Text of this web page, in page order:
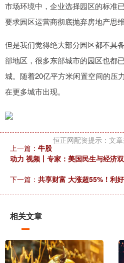
市场环境中，企业选择园区的标准
要求园区运营商彻底抛弃房地产思维
但是我们觉得绝大部分园区都不具
部地区，很多东部城市的园区也都
城。随着20亿平方米闲置空间的压
在更多城市出现。
恒正网配资提示：文
上一篇： 牛股
动力 视频丨专家：美国民生与经济
下一篇： 共享财富 大涨超55%！利
相关文章